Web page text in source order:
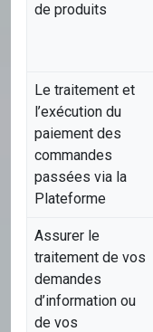
de produits
Le traitement et
l’exécution du
paiement des
commandes
passées via la
Plateforme
Assurer le
traitement de vos
demandes
d’information ou
de vos